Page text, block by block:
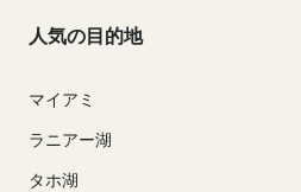
人気の目的地
マイアミ
ラニアー湖
タホ湖